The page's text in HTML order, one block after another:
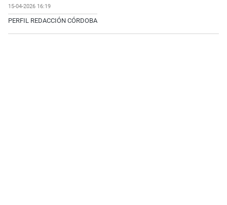
15-04-2026 16:19
PERFIL REDACCIÓN CÓRDOBA